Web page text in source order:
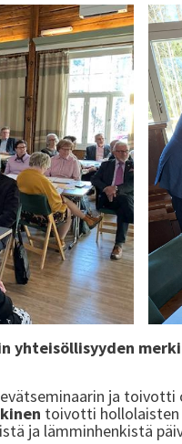
yhteisöllisyyden
ja
toivotti
ja lämminhenkistä